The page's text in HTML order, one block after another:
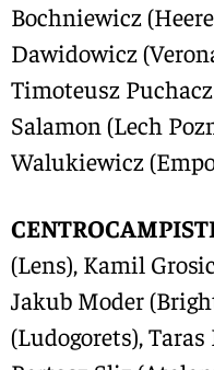
Bochniewicz
Dawidowicz
Timoteusz
Salamon (Lech
Walukiewicz
(Lens), Kamil
Jakub Moder
(Ludogorets),